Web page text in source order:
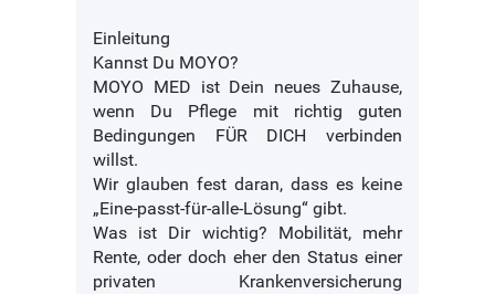
Einleitung
Kannst Du MOYO?
MOYO MED ist Dein neues Zuhause,
wenn Du Pflege mit richtig guten
Bedingungen FÜR DICH verbinden
willst.
Wir glauben fest daran, dass es keine
„Eine-passt-für-alle-Lösung“ gibt.
Was ist Dir wichtig? Mobilität, mehr
Rente, oder doch eher den Status einer
privaten Krankenversicherung